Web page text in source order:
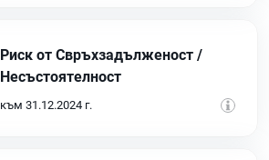
Риск от Свръхзадълженост /
Несъстоятелност
към 31.12.2024 г.